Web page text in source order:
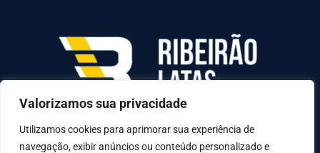
Valorizamos sua privacidade
Utilizamos cookies para aprimorar sua experiência de
navegação, exibir anúncios ou conteúdo personalizado e
AV INDEPENDENCIA º 6378 QUADRA70-C LOTE
31-A, Goiânia - GO, 74070-010